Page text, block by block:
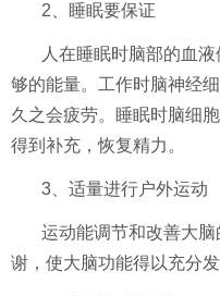
2、睡眠要保证
人在睡眠时脑部的血
够的能量。工作时脑神经
久之会疲劳。睡眠时脑细
得到补充，恢复精力。
3、适量进行户外运动
运动能调节和改善大
谢，使大脑功能得以充分